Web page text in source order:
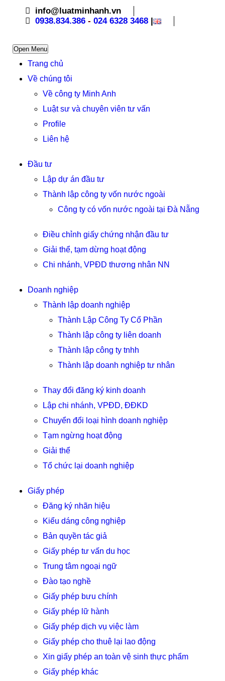
info@luatminhanh.vn
0938.834.386 - 024 6328 3468 |
Open Menu
Trang chủ
Về chúng tôi
Về công ty Minh Anh
Luật sư và chuyên viên tư vấn
Profile
Liên hệ
Đầu tư
Lập dự án đầu tư
Thành lập công ty vốn nước ngoài
Công ty có vốn nước ngoài tại Đà Nẵng
Điều chỉnh giấy chứng nhận đầu tư
Giải thể, tạm dừng hoạt động
Chi nhánh, VPĐD thương nhân NN
Doanh nghiệp
Thành lập doanh nghiệp
Thành Lập Công Ty Cổ Phần
Thành lập công ty liên doanh
Thành lập công ty tnhh
Thành lập doanh nghiệp tư nhân
Thay đổi đăng ký kinh doanh
Lập chi nhánh, VPĐD, ĐĐKD
Chuyển đổi loại hình doanh nghiệp
Tạm ngừng hoạt động
Giải thể
Tổ chức lại doanh nghiệp
Giấy phép
Đăng ký nhãn hiệu
Kiểu dáng công nghiệp
Bản quyền tác giả
Giấy phép tư vấn du học
Trung tâm ngoại ngữ
Đào tạo nghề
Giấy phép bưu chính
Giấy phép lữ hành
Giấy phép dịch vụ việc làm
Giấy phép cho thuê lại lao động
Xin giấy phép an toàn vệ sinh thực phẩm
Giấy phép khác